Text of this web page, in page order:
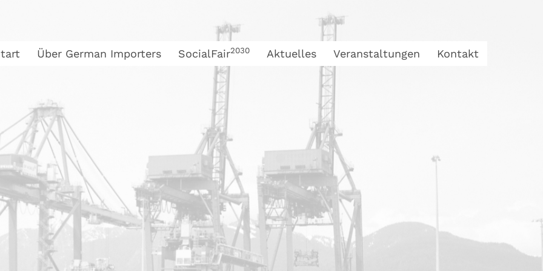
Über German Importers SocialFair2030 Aktuelles Veranstaltungen Kontakt